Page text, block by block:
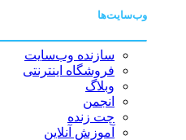
وب‌سایت‌ها
سازنده وب‌سایت
فروشگاه اینترنتی
وبلاگ
انجمن
چت زنده
آموزش آنلاین